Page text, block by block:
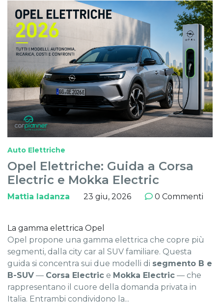
Auto Elettriche
Opel Elettriche: Guida a Corsa
Electric e Mokka Electric
Mattia Iadanza 23 giu, 2026 0 Commenti
La gamma elettrica Opel
Opel propone una gamma elettrica che copre più
segmenti, dalla city car al SUV familiare. Questa
guida si concentra sui due modelli di segmento B e
B-SUV — Corsa Electric e Mokka Electric — che
rappresentano il cuore della domanda privata in
Italia. Entrambi condividono la...